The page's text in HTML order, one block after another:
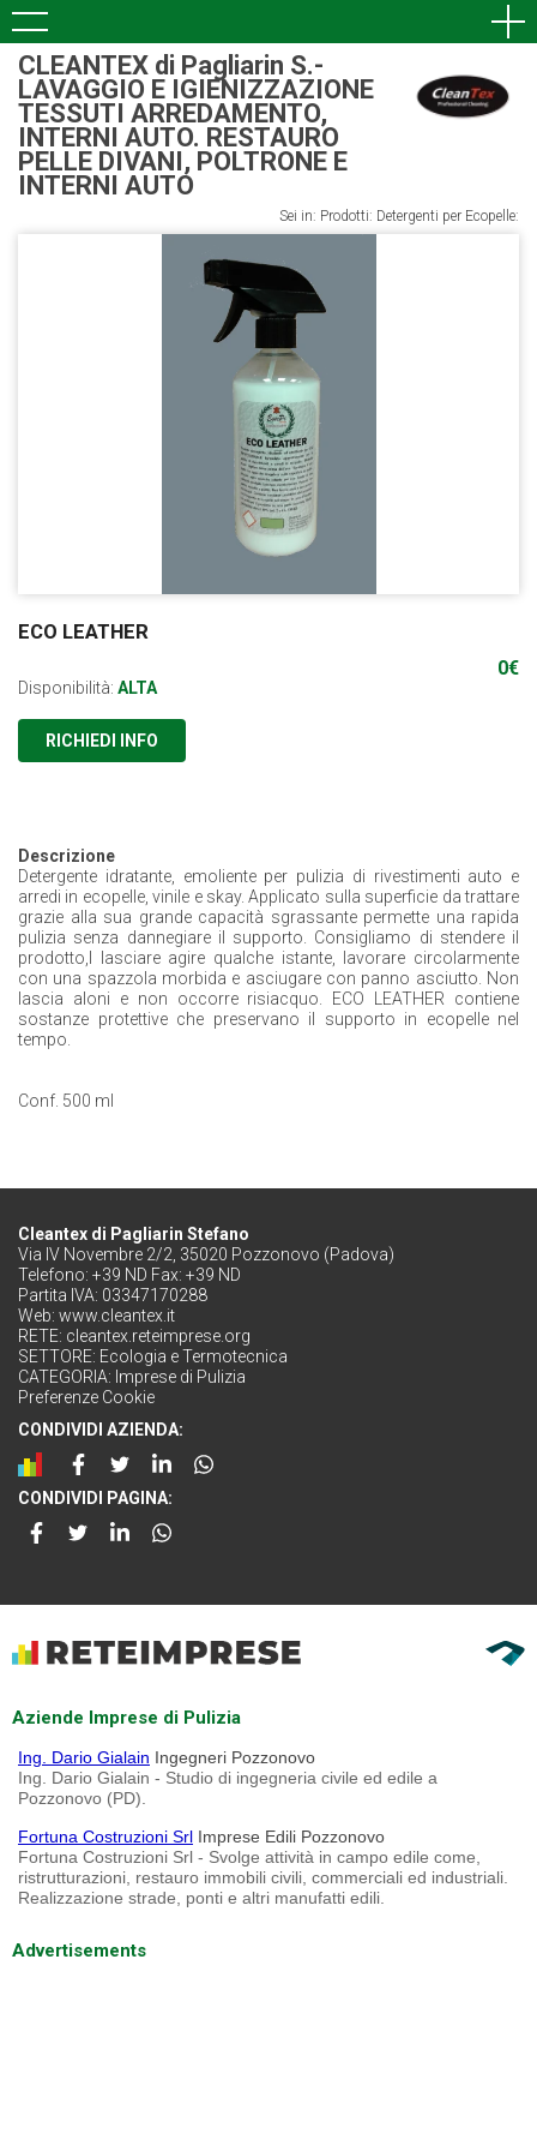
CLEANTEX di Pagliarin S.-
LAVAGGIO E IGIENIZZAZIONE
TESSUTI ARREDAMENTO,
INTERNI AUTO. RESTAURO
PELLE DIVANI, POLTRONE E
INTERNI AUTO
Sei in: Prodotti: Detergenti per Ecopelle:
ECO LEATHER
0€
Disponibilità: ALTA
RICHIEDI INFO
Descrizione
Detergente idratante, emoliente per pulizia di rivestimenti auto e
arredi in ecopelle, vinile e skay. Applicato sulla superficie da trattare
grazie alla sua grande capacità sgrassante permette una rapida
pulizia senza dannegiare il supporto. Consigliamo di stendere il
prodotto,l lasciare agire qualche istante, lavorare circolarmente
con una spazzola morbida e asciugare con panno asciutto. Non
lascia aloni e non occorre risiacquo. ECO LEATHER contiene
sostanze protettive che preservano il supporto in ecopelle nel
tempo.
Conf. 500 ml
Cleantex di Pagliarin Stefano
Via IV Novembre 2/2, 35020 Pozzonovo (Padova)
Telefono: +39 ND Fax: +39 ND
Partita IVA: 03347170288
Web: www.cleantex.it
RETE: cleantex.reteimprese.org
SETTORE: Ecologia e Termotecnica
CATEGORIA: Imprese di Pulizia
Preferenze Cookie
CONDIVIDI AZIENDA:
CONDIVIDI PAGINA:
Aziende Imprese di Pulizia
Ing. Dario Gialain Ingegneri Pozzonovo
Ing. Dario Gialain - Studio di ingegneria civile ed edile a
Pozzonovo (PD).
Fortuna Costruzioni Srl Imprese Edili Pozzonovo
Fortuna Costruzioni Srl - Svolge attività in campo edile come,
ristrutturazioni, restauro immobili civili, commerciali ed industriali.
Realizzazione strade, ponti e altri manufatti edili.
Advertisements